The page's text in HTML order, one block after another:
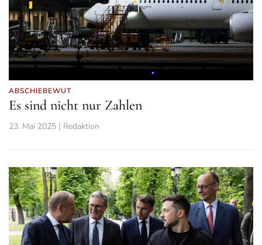
ABSCHIEBEWUT
Es sind nicht nur Zahlen
23. Mai 2025 | Redaktion